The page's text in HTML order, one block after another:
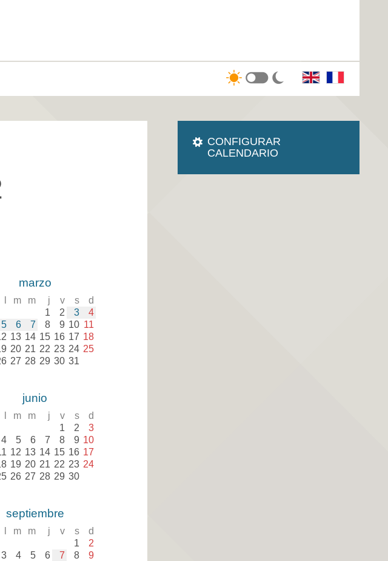
marzo
m m j v s d
1 2 3 4
5 6 7 8 9 10 11
13 14 15 16 17 18
20 21 22 23 24 25
27 28 29 30 31
junio
m m j v s d
1 2 3
4 5 6 7 8 9 10
12 13 14 15 16 17
19 20 21 22 23 24
26 27 28 29 30
septiembre
m m j v s d
1 2
3 4 5 6 7 8 9
CONFIGURAR
CALENDARIO